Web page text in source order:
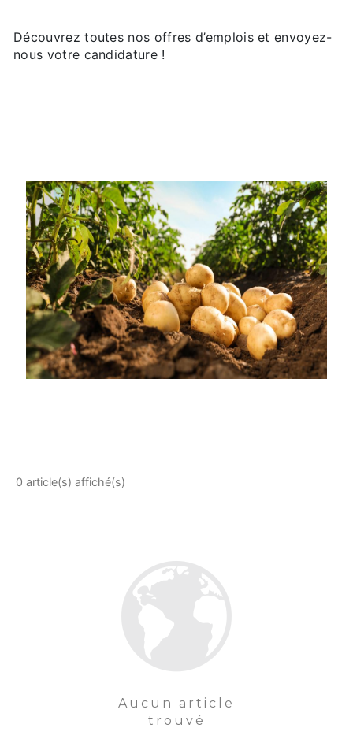
Découvrez toutes nos offres d’emplois et envoyez-
nous votre candidature !
0 article(s) affiché(s)
Aucun article
trouvé